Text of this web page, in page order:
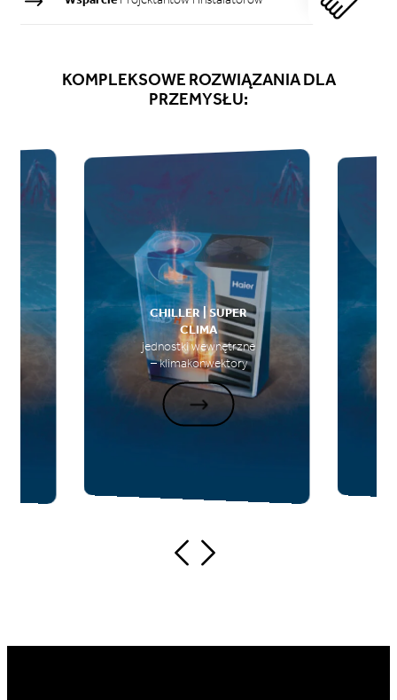
KOMPLEKSOWE ROZWIĄZANIADLA
PRZEMYSŁU:
CHILLER | SUPER
CLIMA
jednostki wewnętrzne
– klimakonwektory